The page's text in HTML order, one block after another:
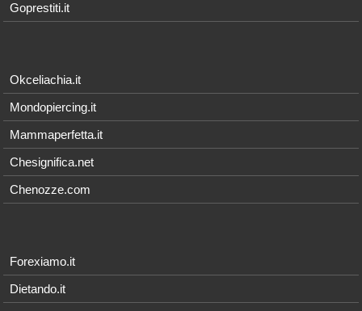
Goprestiti.it
Okceliachia.it
Mondopiercing.it
Mammaperfetta.it
Chesignifica.net
Chenozze.com
Forexiamo.it
Dietando.it